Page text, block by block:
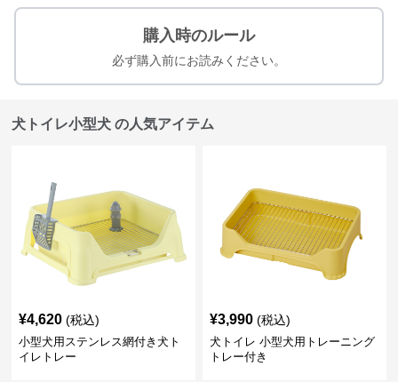
購入時のルール
必ず購入前にお読みください。
犬トイレ小型犬 の人気アイテム
¥4,620 (税込)
小型犬用ステンレス網付き犬ト
イレトレー
¥3,990 (税込)
犬トイレ 小型犬用トレーニング
トレー付き